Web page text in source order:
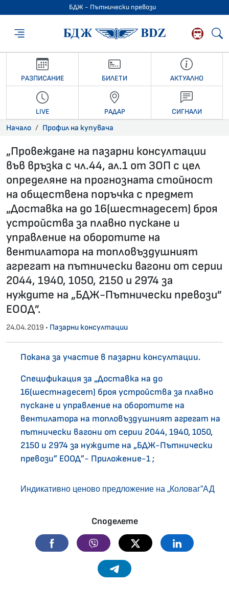
БДЖ - Пътнически превози
БДЖ -
РАЗПИСАНИЕ БИЛЕТИ АКТУАЛНО
LIVE РАДАР СИГНАЛИ
Начало Профил на купувача
„Провеждане на пазарни консултации
във връзка с чл.44, ал.1 от ЗОП с цел
определяне на прогнозната стойност
на обществена поръчка с предмет
„Доставка на до 16(шестнадесет) броя
устройства за плавно пускане и
управление на оборотите на
вентилатора на топловъздушният
агрегат на пътнически вагони от серии
2044, 1940, 1050, 2150 и 2974 за
нуждите на „БДЖ-Пътнически превози”
ЕООД”.
24.04.2019 • Пазарни консултации
Покана за участие в пазарни консултации.
Спецификация за „Доставка на до
16(шестнадесет) броя устройства за плавно
пускане и управление на оборотите на
вентилатора на топловъздушният агрегат на
пътнически вагони от серии 2044, 1940, 1050,
2150 и 2974 за нуждите на „БДЖ-Пътнически
превози” ЕООД”- Приложение-1 ;
Индикативно ценово предложение на „Коловаг”АД
Споделете
Facebook Viber Twitter Linkedin
Telegram